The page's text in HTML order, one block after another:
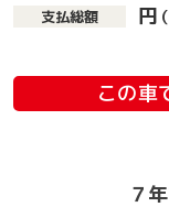
支払総額 円
この車
７